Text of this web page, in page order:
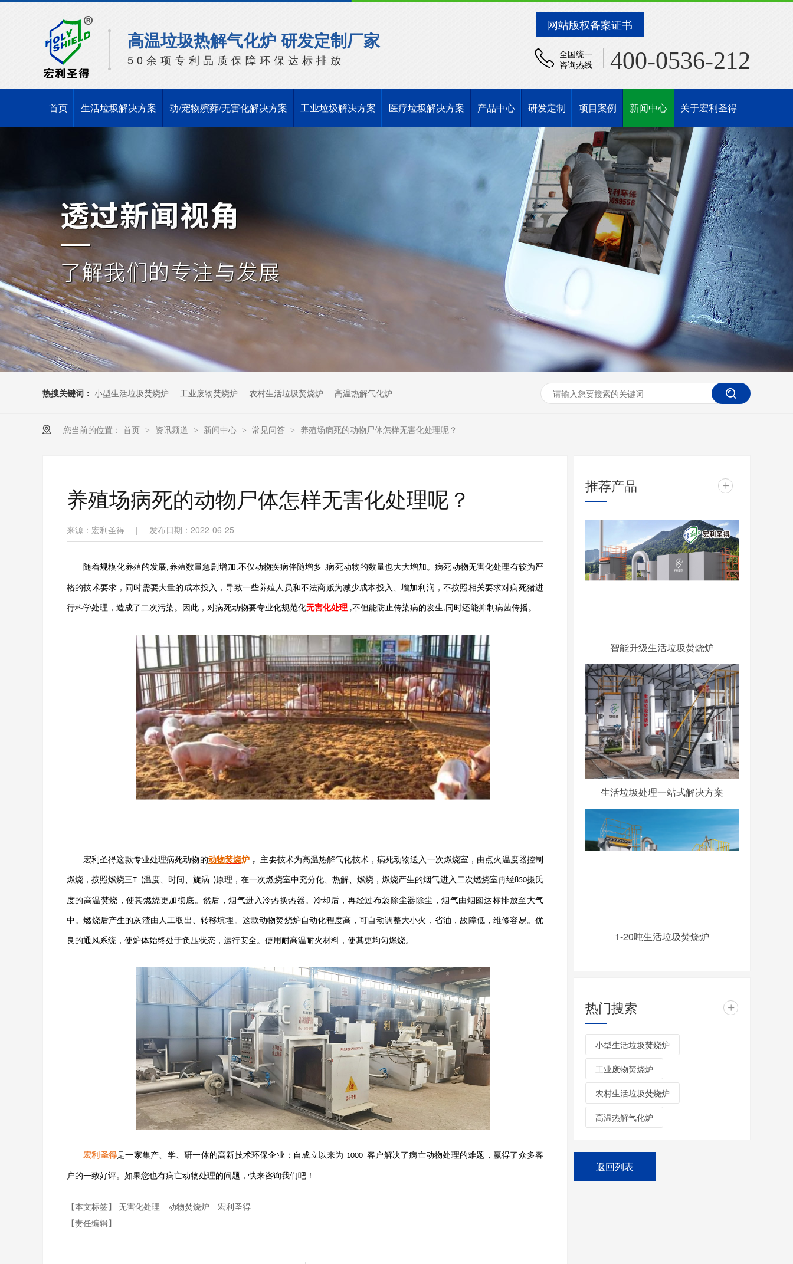
网站版权备案证书
高温垃圾热解气化炉 研发定制厂家
50余项专利品质保障环保达标排放
全国统一
咨询热线
400-0536-212
首页 生活垃圾解决方案 动/宠物殡葬/无害化解决方案 工业垃圾解决方案 医疗垃圾解决方案 产品中心 研发定制 项目案例 新闻中心 关于宏利圣得
热搜关键词： 小型生活垃圾焚烧炉 工业废物焚烧炉 农村生活垃圾焚烧炉 高温热解气化炉
您当前的位置： 首页 > 资讯频道 > 新闻中心 > 常见问答 > 养殖场病死的动物尸体怎样无害化处理呢？
养殖场病死的动物尸体怎样无害化处理呢？
来源：宏利圣得 | 发布日期：2022-06-25
随着规模化养殖的发展, 养殖数量急剧增加,不仅动物疾病伴随增多 ,病死动物的数量也大大增加。病死动物无害化处理有较为严
格的技术要求，同时需要大量的成本投入，导致一些养殖人员和不法商贩为减少成本投入、增加利润，不按照相关要求对病死猪进
行科学处理，造成了二次污染。因此，对病死动物要专业化规范化无害化处理 ,不但能防止传染病的发生, 同时还能抑制病菌传播。
宏利圣得这款专业处理病死动物的动物焚烧炉 ， 主要技术为高温热解气化技术，病死动物送入一次燃烧室，由点火温度器控制
燃烧，按照燃烧三T (温度、时间、旋涡 )原理，在一次燃烧室中充分化、热解、燃烧，燃烧产生的烟气进入二次燃烧室再经850摄氏
度的高温焚烧，使其燃烧更加彻底。然后，烟气进入冷热换热器。冷却后，再经过布袋除尘器除尘，烟气由烟囱达标排放至大气
中。燃烧后产生的灰渣由人工取出、转移填埋。这款动物焚烧炉自动化程度高，可自动调整大小火，省油，故障低，维修容易。优
良的通风系统，使炉体始终处于负压状态，运行安全。使用耐高温耐火材料，使其更均匀燃烧。
宏利圣得是一家集产、学、研一体的高新技术环保企业；自成立以来为 1000+客户解决了病亡动物处理的难题，赢得了众多客
户的一致好评。如果您也有病亡动物处理的问题，快来咨询我们吧！
【本文标签】 无害化处理 动物焚烧炉
宏利圣得
【责任编辑】
推荐产品 +
智能升级生活垃圾焚烧炉
生活垃圾处理一站式解决方案
1-20吨生活垃圾焚烧炉
热门搜索 +
小型生活垃圾焚烧炉
工业废物焚烧炉
农村生活垃圾焚烧炉
高温热解气化炉
返回列表